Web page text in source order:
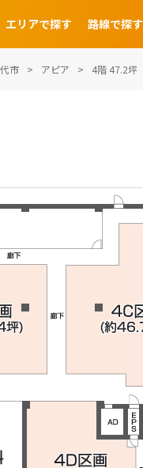
エリアで探す 路線で探す
市 アピア 4階 47.2坪